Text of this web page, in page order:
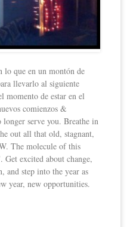
lo que en un montón de
llevarlo al siguiente
momento de estar en el
comienzos &
serve you. Breathe in
out all that old, stagnant,
The molecule of this
Get excited about change,
and step into the year as
year, new opportunities.